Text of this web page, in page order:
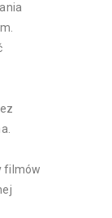
filmów